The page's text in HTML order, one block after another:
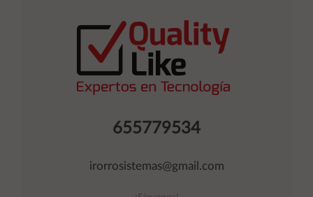
655779534
irorrosistemas@gmail.com